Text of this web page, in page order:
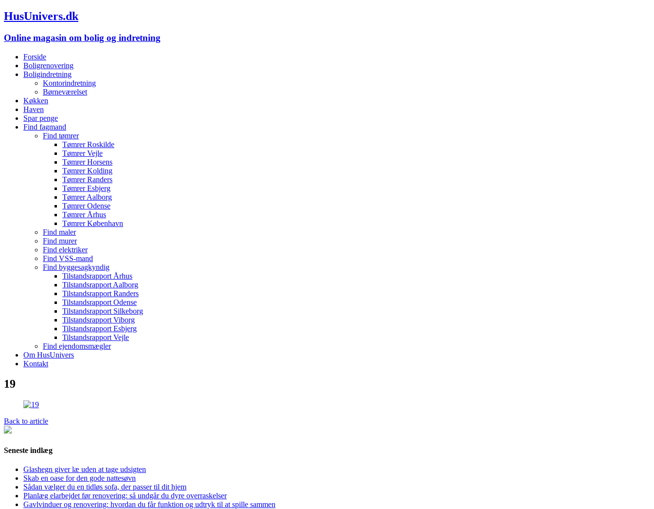
HusUnivers.dk
Online magasin om bolig og indretning
Forside
Boligrenovering
Boligindretning
Kontorindretning
Børneværelset
Køkken
Haven
Spar penge
Find fagmand
Find tømrer
Tømrer Roskilde
Tømrer Vejle
Tømrer Horsens
Tømrer Kolding
Tømrer Randers
Tømrer Esbjerg
Tømrer Aalborg
Tømrer Odense
Tømrer Århus
Tømrer København
Find maler
Find murer
Find elektriker
Find VSS-mand
Find byggesagkyndig
Tilstandsrapport Århus
Tilstandsrapport Aalborg
Tilstandsrapport Randers
Tilstandsrapport Odense
Tilstandsrapport Silkeborg
Tilstandsrapport Viborg
Tilstandsrapport Esbjerg
Tilstandsrapport Vejle
Find ejendomsmægler
Om HusUnivers
Kontakt
19
Back to article
Seneste indlæg
Glashegn giver læ uden at tage udsigten
Skab en oase for den gode nattesøvn
Sådan vælger du en tidløs sofa, der passer til dit hjem
Planlæg elarbejdet før renovering: så undgår du dyre overraskelser
Gavlvinduer og renovering: hvordan du får funktion og udtryk til at spille sammen